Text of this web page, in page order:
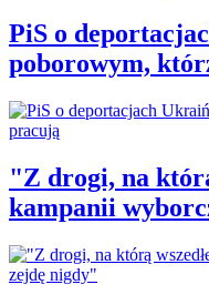
PiS o
poborowym,
"Z drogi, na
kampanii